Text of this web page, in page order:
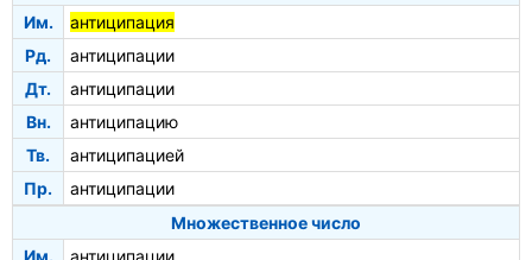
Им.
антиципация
Рд.
антиципации
Дт.
антиципации
Вн.
антиципацию
Тв.
антиципацией
Пр.
антиципации
Множественное число
Им.
антиципации